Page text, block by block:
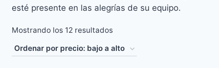
esté presente en las alegrías de su equipo.
Mostrando los 12 resultadosOrdenado
por
precio: